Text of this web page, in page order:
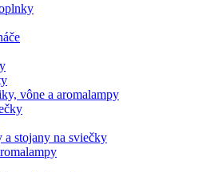
vône a aromalampy
a stojany na sviečky